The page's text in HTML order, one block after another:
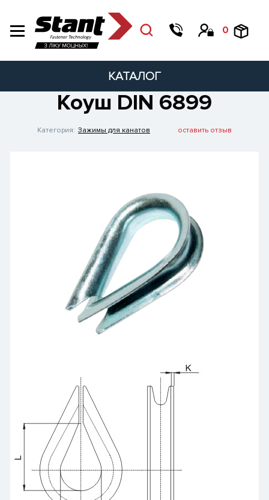
0
КАТАЛОГ
Коуш DIN 6899
Категория: Зажимы для канатов оставить отзыв